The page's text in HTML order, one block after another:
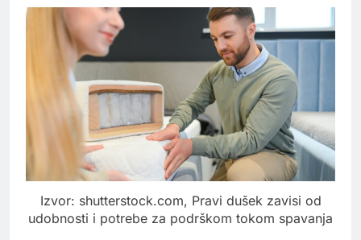
Izvor: shutterstock.com, Pravi dušek zavisi od
udobnosti i potrebe za podrškom tokom spavanja